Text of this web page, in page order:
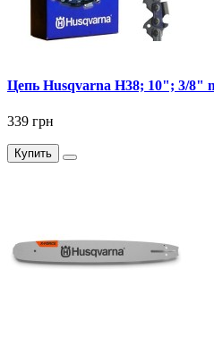
Цепь Husqvarna Н38; 10"; 3/8"
339 грн
Купить